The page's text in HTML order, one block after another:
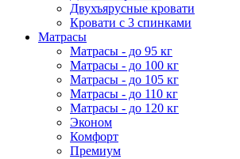
Двухъярусные кровати
Кровати с 3 спинками
Матрасы
Матрасы - до 95 кг
Матрасы - до 100 кг
Матрасы - до 105 кг
Матрасы - до 110 кг
Матрасы - до 120 кг
Эконом
Комфорт
Премиум